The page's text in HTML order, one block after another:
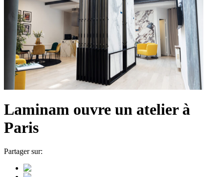
Laminam ouvre un atelier à
Paris
Partager sur: